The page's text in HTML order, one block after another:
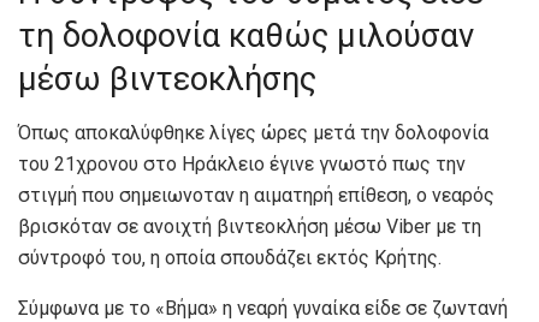
τη δολοφονία καθώς μιλούσαν
μέσω βιντεοκλήσης
Όπως αποκαλύφθηκε λίγες ώρες μετά την δολοφονία
του 21χρονου στο Ηράκλειο έγινε γνωστό πως την
στιγμή που σημειωνοταν η αιματηρή επίθεση, ο νεαρός
βρισκόταν σε ανοιχτή βιντεοκλήση μέσω Viber με τη
σύντροφό του, η οποία σπουδάζει εκτός Κρήτης.
Σύμφωνα με το «Βήμα» η νεαρή γυναίκα είδε σε ζωντανή